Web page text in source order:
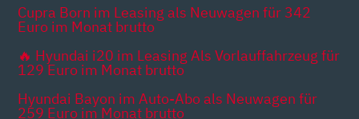
Cupra Born im Leasing als Neuwagen für 342
Euro im Monat brutto
🔥 Hyundai i20 im Leasing Als Vorlauffahrzeug für
129 Euro im Monat brutto
Hyundai Bayon im Auto-Abo als Neuwagen für
259 Euro im Monat brutto